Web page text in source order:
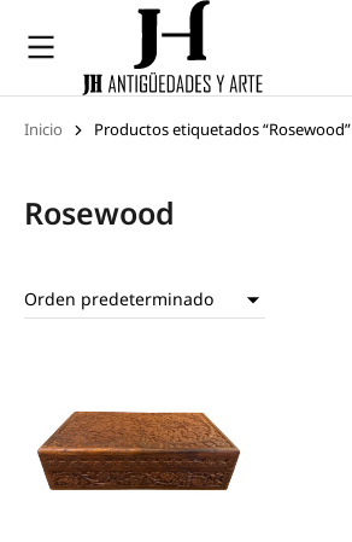
Estás aquí:
Inicio Productos etiquetados “Rosewood”
Rosewood